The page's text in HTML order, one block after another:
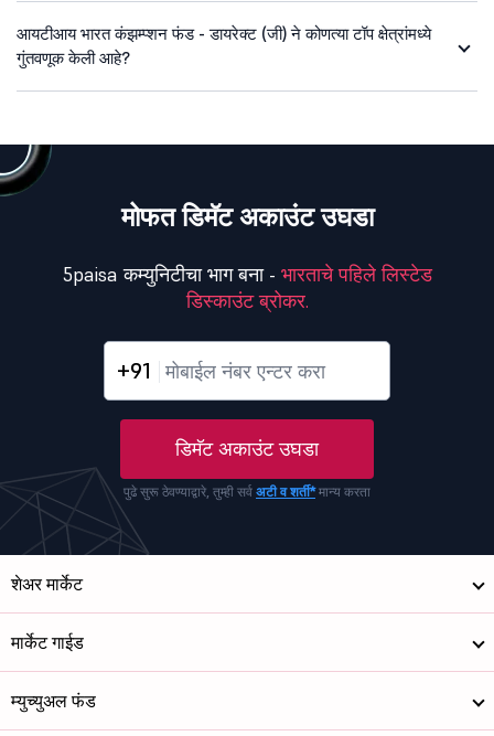
आयटीआय भारत कंझम्प्शन फंड - डायरेक्ट (जी) ने कोणत्या टॉप क्षेत्रांमध्ये
गुंतवणूक केली आहे?
मोफत डिमॅट अकाउंट उघडा
5paisa कम्युनिटीचा भाग बना - भारताचे पहिले लिस्टेड
डिस्काउंट ब्रोकर.
+91
डिमॅट अकाउंट उघडा
पुढे सुरू ठेवण्याद्वारे, तुम्ही सर्व अटी व शर्ती*मान्य करता
शेअर मार्केट
मार्केट गाईड
म्युच्युअल फंड